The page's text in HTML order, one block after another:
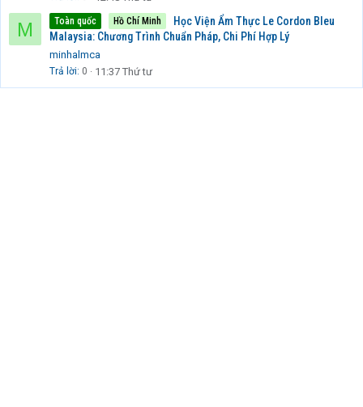
M Toàn quốc Hồ Chí Minh
Học Viện Ẩm Thực Le Cordon Bleu
Malaysia: Chương Trình Chuẩn Pháp, Chi Phí Hợp Lý
minhalmca
Trả lời 0 11:37 Thứ tư